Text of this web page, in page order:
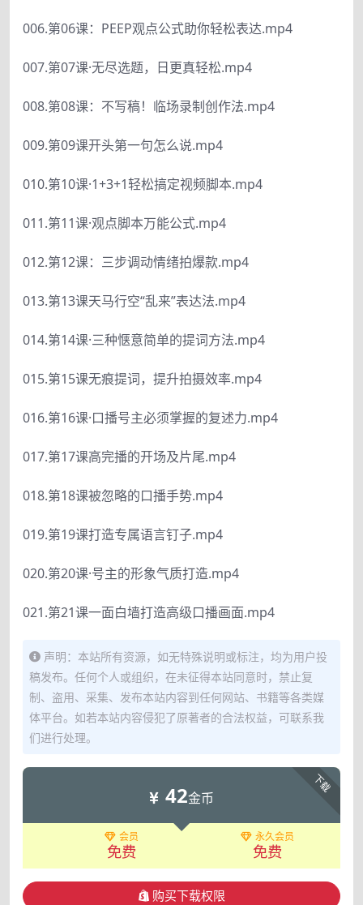
006.第06课：PEEP观点公式助你轻松表达.mp4
007.第07课·无尽选题，日更真轻松.mp4
008.第08课：不写稿！临场录制创作法.mp4
009.第09课开头第一句怎么说.mp4
010.第10课·1+3+1轻松搞定视频脚本.mp4
011.第11课·观点脚本万能公式.mp4
012.第12课：三步调动情绪拍爆款.mp4
013.第13课天马行空“乱来”表达法.mp4
014.第14课·三种惬意简单的提词方法.mp4
015.第15课无痕提词，提升拍摄效率.mp4
016.第16课·口播号主必须掌握的复述力.mp4
017.第17课高完播的开场及片尾.mp4
018.第18课被忽略的口播手势.mp4
019.第19课打造专属语言钉子.mp4
020.第20课·号主的形象气质打造.mp4
021.第21课一面白墙打造高级口播画面.mp4
声明：本站所有资源，如无特殊说明或标注，均为用户投
稿发布。任何个人或组织，在未征得本站同意时，禁止复
制、盗用、采集、发布本站内容到任何网站、书籍等各类媒
体平台。如若本站内容侵犯了原著者的合法权益，可联系我
们进行处理。
下载
42金币
会员
免费
永久会员
免费
购买下载权限